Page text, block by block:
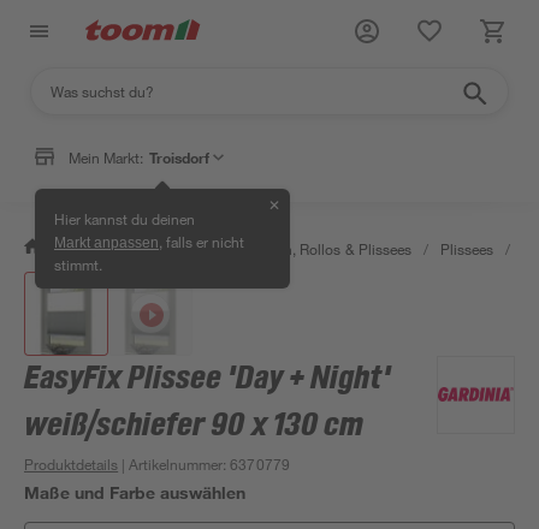
Mein Markt: Troisdorf
Hier kannst du deinen
Markt anpassen , falls er nicht
stimmt.
✕
/ Wohnen & Haushalt / Jalousien, Rollos & Plissees / Plissees /
EasyFix Plissee 'Day + Night'
weiß/schiefer 90 x 130 cm
Produktdetails | Artikelnummer:6370779
Maße und Farbe auswählen